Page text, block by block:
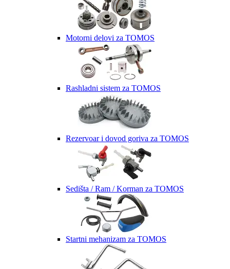
Motorni delovi za TOMOS
Rashladni sistem za TOMOS
Rezervoar i dovod goriva za TOMOS
Sedišta / Ram / Korman za TOMOS
Startni mehanizam za TOMOS